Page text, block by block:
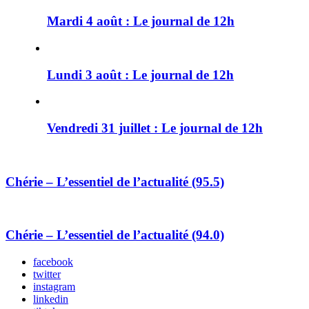
Mardi 4 août : Le journal de 12h
Lundi 3 août : Le journal de 12h
Vendredi 31 juillet : Le journal de 12h
Chérie – L’essentiel de l’actualité (95.5)
Chérie – L’essentiel de l’actualité (94.0)
facebook
twitter
instagram
linkedin